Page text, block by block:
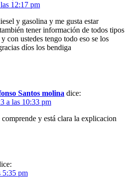
12:17 pm
y gasolina y me gusta estar
tener información de todos tipos
con ustedes tengo todo eso se los
díos los bendiga
Santos molina dice:
a las 10:33 pm
comprende y está clara la explicacion
5:35 pm